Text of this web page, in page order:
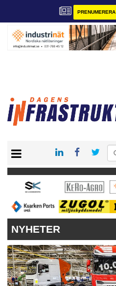
PRENUMERERA
KONTAKT
VÅRA ANDRA MAGASIN
PRENUMERERA
ANNONSERA
NYHETER